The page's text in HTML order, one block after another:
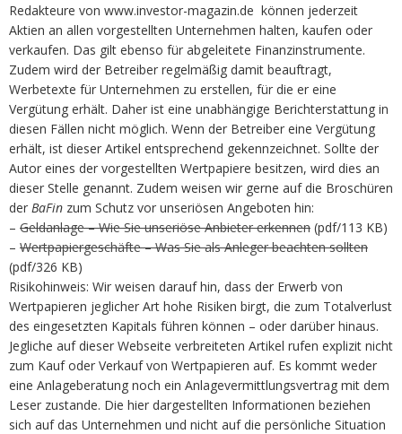
Redakteure von www.investor-magazin.de können jederzeit
Aktien an allen vorgestellten Unternehmen halten, kaufen oder
verkaufen. Das gilt ebenso für abgeleitete Finanzinstrumente.
Zudem wird der Betreiber regelmäßig damit beauftragt,
Werbetexte für Unternehmen zu erstellen, für die er eine
Vergütung erhält. Daher ist eine unabhängige Berichterstattung in
diesen Fällen nicht möglich. Wenn der Betreiber eine Vergütung
erhält, ist dieser Artikel entsprechend gekennzeichnet. Sollte der
Autor eines der vorgestellten Wertpapiere besitzen, wird dies an
dieser Stelle genannt. Zudem weisen wir gerne auf die Broschüren
der BaFin zum Schutz vor unseriösen Angeboten hin:
– Geldanlage – Wie Sie unseriöse Anbieter erkennen (pdf/113 KB)
– Wertpapiergeschäfte – Was Sie als Anleger beachten sollten
(pdf/326 KB)
Risikohinweis: Wir weisen darauf hin, dass der Erwerb von
Wertpapieren jeglicher Art hohe Risiken birgt, die zum Totalverlust
des eingesetzten Kapitals führen können – oder darüber hinaus.
Jegliche auf dieser Webseite verbreiteten Artikel rufen explizit nicht
zum Kauf oder Verkauf von Wertpapieren auf. Es kommt weder
eine Anlageberatung noch ein Anlagevermittlungsvertrag mit dem
Leser zustande. Die hier dargestellten Informationen beziehen
sich auf das Unternehmen und nicht auf die persönliche Situation